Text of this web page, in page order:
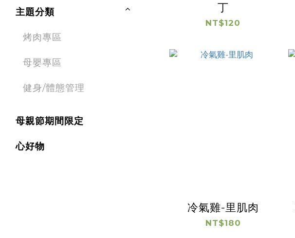
主題分類
烤肉專區
母嬰專區
健身/體態管理
母親節期間限定
心好物
丁
NT$120
冷氣雞-里肌肉
NT$180